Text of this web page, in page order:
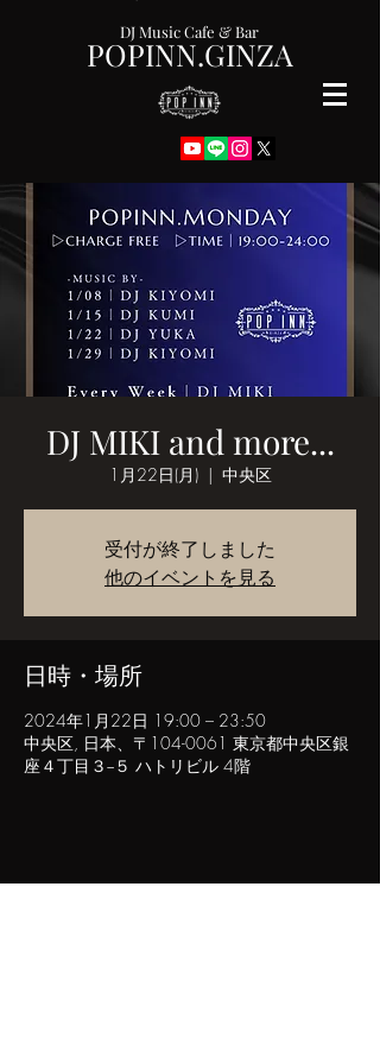
POPINN.GINZA
DJ Music Cafe & Bar
DJ MIKI and more...
1月22日(月)
  |
中央区
受付が終了しました
他のイベントを見る
日時・場所
2024年1月22日 19:00 – 23:50
中央区, 日本、〒104-0061 東京都中央区銀
座４丁目３−５ ハトリビル 4階